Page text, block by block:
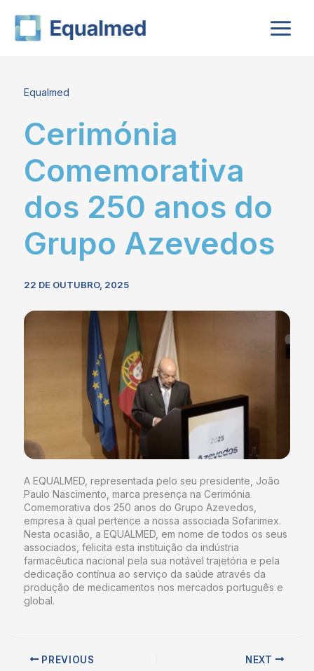
content
Equalmed
Cerimónia
Comemorativa
dos 250 anos do
Grupo Azevedos
22 DE OUTUBRO, 2025
A EQUALMED, representada pelo seu presidente, João
Paulo Nascimento, marca presença na Cerimónia
Comemorativa dos 250 anos do Grupo Azevedos,
empresa à qual pertence a nossa associada Sofarimex.
Nesta ocasião, a EQUALMED, em nome de todos os seus
associados, felicita esta instituição da indústria
farmacêutica nacional pela sua notável trajetória e pela
dedicação contínua ao serviço da saúde através da
produção de medicamentos nos mercados português e
global.
PREVIOUS NEXT